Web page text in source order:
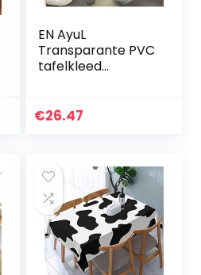
EN AyuL
Transparante PVC
tafelkleed
tafelbeschermer,
eetkamer
bureauonderlegge
rs (mat, 110 cm)
€26.47